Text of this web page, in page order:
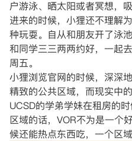
户游泳、晒太阳或者冥想，
进来的时候，小狸还不理解
种玩耍。自从和朋友开了泳
和同学三三两两约好，一起
周五。
小狸浏览官网的时候，深深
精致的公共区域，而现实中
UCSD的学弟学妹在租房的
区域的话，VOR不为是一个
候还能热点东西吃，一个区域